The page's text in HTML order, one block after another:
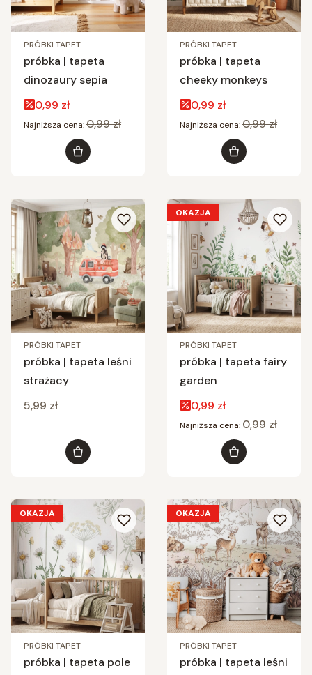
PRÓBKI TAPET
próbka | tapeta
dinozaury sepia
Cena promocyjna
0,99 zł
Najniższa cena:0,99 zł
Do koszyka
PRÓBKI TAPET
próbka | tapeta
cheeky monkeys
Cena promocyjna
0,99 zł
Najniższa cena:0,99 zł
Do koszyka
PRÓBKI TAPET
próbka | tapeta leśni
strażacy
Cena
5,99 zł
Do koszyka
OKAZJA
PRÓBKI TAPET
próbka | tapeta fairy
garden
Cena promocyjna
0,99 zł
Najniższa cena:0,99 zł
Do koszyka
OKAZJA
PRÓBKI TAPET
próbka | tapeta pole
OKAZJA
PRÓBKI TAPET
próbka | tapeta leśni